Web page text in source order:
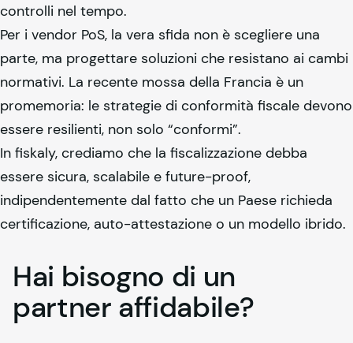
controlli nel tempo.
Per i vendor PoS, la vera sfida non è scegliere una
parte, ma progettare soluzioni che resistano ai cambi
normativi. La recente mossa della Francia è un
promemoria: le strategie di conformità fiscale devono
essere resilienti, non solo “conformi”.
In fiskaly, crediamo che la fiscalizzazione debba
essere sicura, scalabile e future-proof,
indipendentemente dal fatto che un Paese richieda
certificazione, auto-attestazione o un modello ibrido.
Hai bisogno di un
partner affidabile?